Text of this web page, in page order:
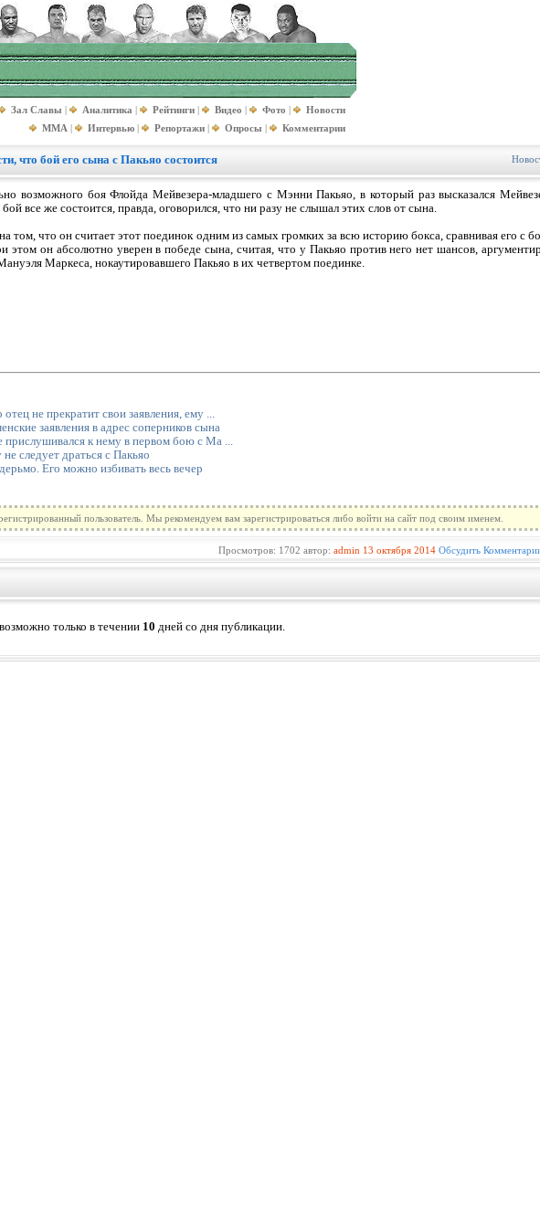
Зал Славы | Аналитика | Рейтинги | Видео | Фото |
Новости
MMA | Интервью | Репортажи | Опросы | Комментарии
что бой его сына с Пакьяо состоится
возможного боя Флойда Мейвезера-младшего с Мэнни Пакьяо, в который раз высказался
все же состоится, правда, оговорился, что ни разу не слышал этих слов от сына.
том, что он считает этот поединок одним из самых громких за всю историю бокса, сравнивая его с
он абсолютно уверен в победе сына, считая, что у Пакьяо против него нет шансов,
Маркеса, нокаутировавшего Пакьяо в их четвертом поединке.
не прекратит свои заявления, ему ...
заявления в адрес соперников сына
к нему в первом бою с Ма ...
следует драться с Пакьяо
Его можно избивать весь вечер
пользователь. Мы рекомендуем вам зарегистрироваться либо войти на сайт под своим именем.
Просмотров: 1702 автор: admin 13 октября 2014 Обсудить
только в течении 10 дней со дня публикации.